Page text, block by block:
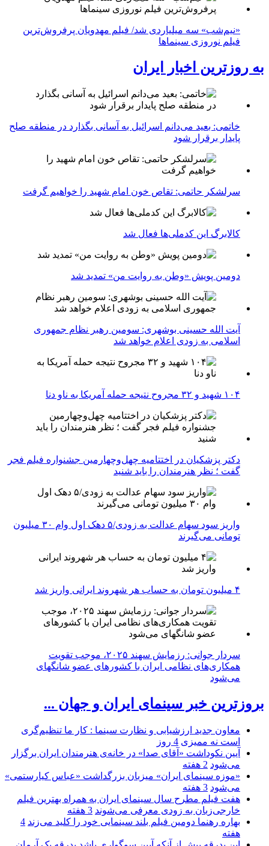
«نیم‌شب» سه میلیاردی شد/ فیلم مهدویان پرفروش‌ترین
فیلم نوروزی سینماها
به روزترین اخبار ایران
خاتمی: بعید می‌دانم اسرائیل به آسانی بگذارد در منطقه صلح
پایدار برقرار شود
سرلشکر حاتمی: تقاص خون امام شهید را خواهیم گرفت
کالابرگ این کدملی‌ها فعال شد
دومین پویش «وطن به روایت من» تمدید شد
آیت الله حسینی بوشهری: سومین رهبر نظام جمهوری
اسلامی به زودی اعلام خواهد شد
۱۰۴ شهید و ۳۲ مجروح نتیجه حمله آمریکا به ناو دنا
دکتر پزشکیان در اختتامیه چهل‌وچهارمین جشنواره فیلم فجر
گفت ؛ نظر هنرمندان را باید شنید
واریز سود سهام عدالت به زودی/۵ دهک اول وام ۳۰ میلیون
تومانی می‌گیرند
۴ میلیون تومان به حساب هر شهروند ایرانی واریز شد
سردار جوانی: رزمایش سهند ۲۰۲۵، موجب تقویت
همکاری‌های نظامی ایران با کشور‌های عضو شانگهای
می‌شود
بروزترین خبر سینمای ایران و جهان ...
معاون جدید ارزشیابی و نظارت سینما : کار ما تنظیم‌گری
است نه ممیزی 4 روز
آیین نکوداشت «آقای صدا» در خانه‌ی هنرمندان ایران برگزار
می‌شود 2 هفته
«موزه سینمای ایران» میزبان بزرگداشت «عباس کیارستمی»
می‌شود 3 هفته
هفت فیلم مطرح سال سینمای ایران به همراه بهترین فیلم
خارجی‌زبان به زودی معرفی می‌شوند 3 هفته
بهاره رهنما دومین فیلم بلند سینمایی خود را کلید می‌زند 4
هفته